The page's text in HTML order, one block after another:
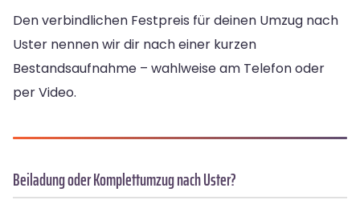
Den verbindlichen Festpreis für deinen Umzug nach
Uster nennen wir dir nach einer kurzen
Bestandsaufnahme – wahlweise am Telefon oder
per Video.
Beiladung oder Komplettumzug nach Uster?